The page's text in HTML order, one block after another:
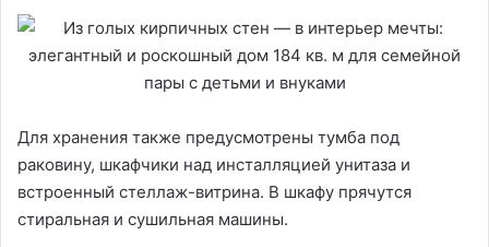
Для хранения также предусмотрены тумба под
раковину, шкафчики над инсталляцией унитаза и
встроенный стеллаж-витрина. В шкафу прячутся
стиральная и сушильная машины.